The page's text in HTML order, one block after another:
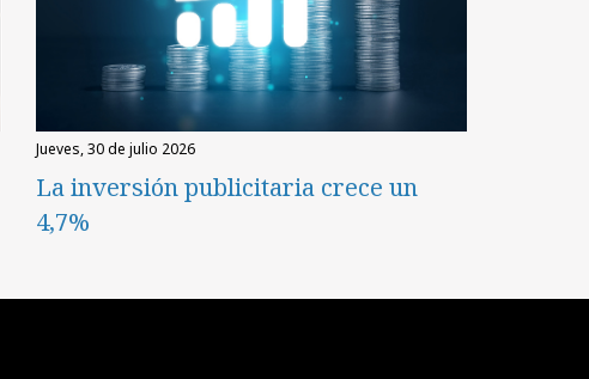
jueves, 30 de julio 2026
La inversión publicitaria crece un
4,7%